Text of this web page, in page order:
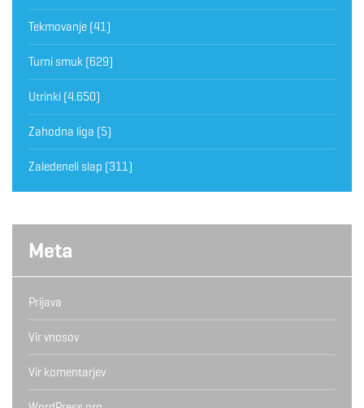
Tekmovanje (41)
Turni smuk (629)
Utrinki (4.650)
Zahodna liga (5)
Zaledeneli slap (311)
Meta
Prijava
Vir vnosov
Vir komentarjev